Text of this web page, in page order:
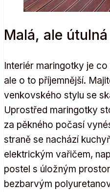
Malá, ale útulná
Interiér maringotky je
ale o to příjemnější.
venkovského stylu se
Uprostřed maringotky
za pěkného počasí
straně se nachází
elektrickým vařičem,
postel s úložným
bezbarvým